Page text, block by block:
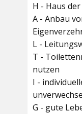
H - Haus
A - Anbau
L -
T -
nutzen
I -
G - gute